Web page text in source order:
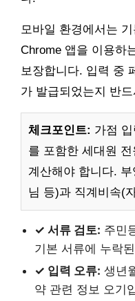
모바일 환경에서는
Chrome 앱을 이용하
보장합니다. 입력 중
가 발급되었는지 반
체크포인트: 가점
를 포함한 세대원
계산해야 합니다.
님 등)과 직계비속(
✓ 서류 검토: 주민
기본 서류에 누락
✓ 입력 오류: 생년
약 관련 정보 오기